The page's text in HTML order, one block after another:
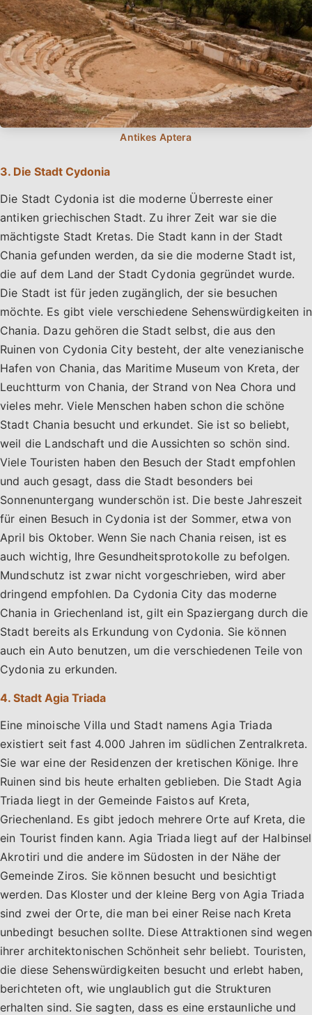
3. Die Stadt Cydonia
Die Stadt Cydonia ist die moderne Überreste einer
antiken griechischen Stadt. Zu ihrer Zeit war sie die
mächtigste Stadt Kretas. Die Stadt kann in der Stadt
Chania gefunden werden, da sie die moderne Stadt ist,
die auf dem Land der Stadt Cydonia gegründet wurde.
Die Stadt ist für jeden zugänglich, der sie besuchen
möchte. Es gibt viele verschiedene Sehenswürdigkeiten in
Chania. Dazu gehören die Stadt selbst, die aus den
Ruinen von Cydonia City besteht, der alte venezianische
Hafen von Chania, das Maritime Museum von Kreta, der
Leuchtturm von Chania, der Strand von Nea Chora und
vieles mehr. Viele Menschen haben schon die schöne
Stadt Chania besucht und erkundet. Sie ist so beliebt,
weil die Landschaft und die Aussichten so schön sind.
Viele Touristen haben den Besuch der Stadt empfohlen
und auch gesagt, dass die Stadt besonders bei
Sonnenuntergang wunderschön ist. Die beste Jahreszeit
für einen Besuch in Cydonia ist der Sommer, etwa von
April bis Oktober. Wenn Sie nach Chania reisen, ist es
auch wichtig, Ihre Gesundheitsprotokolle zu befolgen.
Mundschutz ist zwar nicht vorgeschrieben, wird aber
dringend empfohlen. Da Cydonia City das moderne
Chania in Griechenland ist, gilt ein Spaziergang durch die
Stadt bereits als Erkundung von Cydonia. Sie können
auch ein Auto benutzen, um die verschiedenen Teile von
Cydonia zu erkunden.
4. Stadt Agia Triada
Eine minoische Villa und Stadt namens Agia Triada
existiert seit fast 4.000 Jahren im südlichen Zentralkreta.
Sie war eine der Residenzen der kretischen Könige. Ihre
Ruinen sind bis heute erhalten geblieben. Die Stadt Agia
Triada liegt in der Gemeinde Faistos auf Kreta,
Griechenland. Es gibt jedoch mehrere Orte auf Kreta, die
ein Tourist finden kann. Agia Triada liegt auf der Halbinsel
Akrotiri und die andere im Südosten in der Nähe der
Gemeinde Ziros. Sie können besucht und besichtigt
werden. Das Kloster und der kleine Berg von Agia Triada
sind zwei der Orte, die man bei einer Reise nach Kreta
unbedingt besuchen sollte. Diese Attraktionen sind wegen
ihrer architektonischen Schönheit sehr beliebt. Touristen,
die diese Sehenswürdigkeiten besucht und erlebt haben,
berichteten oft, wie unglaublich gut die Strukturen
erhalten sind. Sie sagten, dass es eine erstaunliche und